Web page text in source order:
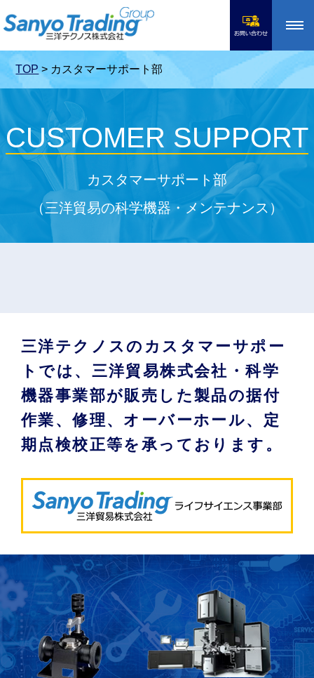
toggle
TOP > カスタマーサポート部
CUSTOMER SUPPORT
カスタマーサポート部
（三洋貿易の科学機器・メンテナンス）
三洋テクノスのカスタマーサポー
トでは、三洋貿易株式会社・科学
機器事業部が販売した製品の据付
作業、修理、オーバーホール、定
期点検校正等を承っております。